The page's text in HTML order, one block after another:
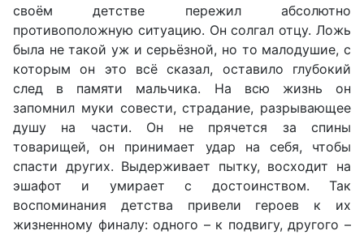
своём детстве пережил абсолютно
противоположную ситуацию. Он солгал отцу. Ложь
была не такой уж и серьёзной, но то малодушие, с
которым он это всё сказал, оставило глубокий
след в памяти мальчика. На всю жизнь он
запомнил муки совести, страдание, разрывающее
душу на части. Он не прячется за спины
товарищей, он принимает удар на себя, чтобы
спасти других. Выдерживает пытку, восходит на
эшафот и умирает с достоинством. Так
воспоминания детства привели героев к их
жизненному финалу: одного – к подвигу, другого –